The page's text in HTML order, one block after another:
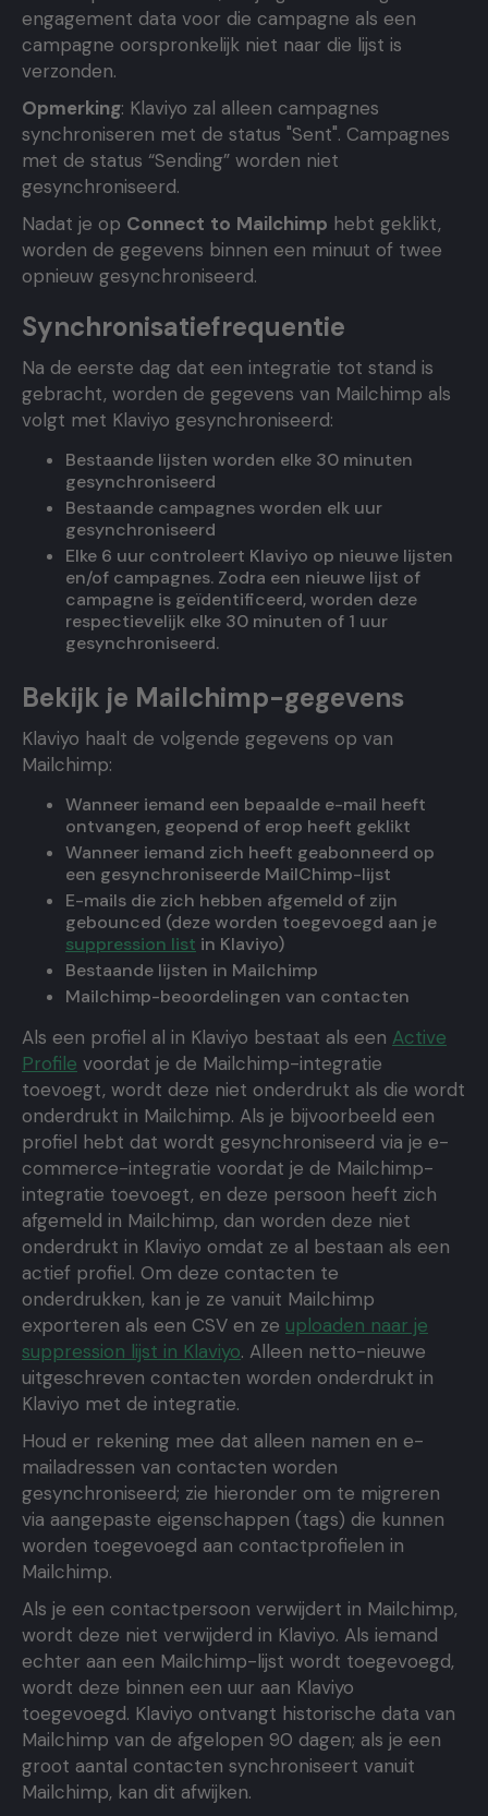
engagement data voor die campagne als een
campagne oorspronkelijk niet naar die lijst is
verzonden.
Opmerking: Klaviyo zal alleen campagnes
synchroniseren met de status "Sent". Campagnes
met de status “Sending” worden niet
gesynchroniseerd.
Nadat je op Connect to Mailchimp hebt geklikt,
worden de gegevens binnen een minuut of twee
opnieuw gesynchroniseerd.
Synchronisatiefrequentie
Na de eerste dag dat een integratie tot stand is
gebracht, worden de gegevens van Mailchimp als
volgt met Klaviyo gesynchroniseerd:
Bestaande lijsten worden elke 30 minuten
gesynchroniseerd
Bestaande campagnes worden elk uur
gesynchroniseerd
Elke 6 uur controleert Klaviyo op nieuwe lijsten
en/of campagnes. Zodra een nieuwe lijst of
campagne is geïdentificeerd, worden deze
respectievelijk elke 30 minuten of 1 uur
gesynchroniseerd.
Bekijk je Mailchimp-gegevens
Klaviyo haalt de volgende gegevens op van
Mailchimp:
Wanneer iemand een bepaalde e-mail heeft
ontvangen, geopend of erop heeft geklikt
Wanneer iemand zich heeft geabonneerd op
een gesynchroniseerde MailChimp-lijst
E-mails die zich hebben afgemeld of zijn
gebounced (deze worden toegevoegd aan je
suppression list in Klaviyo)
Bestaande lijsten in Mailchimp
Mailchimp-beoordelingen van contacten
Als een profiel al in Klaviyo bestaat als een Active
Profile voordat je de Mailchimp-integratie
toevoegt, wordt deze niet onderdrukt als die wordt
onderdrukt in Mailchimp. Als je bijvoorbeeld een
profiel hebt dat wordt gesynchroniseerd via je e-
commerce-integratie voordat je de Mailchimp-
integratie toevoegt, en deze persoon heeft zich
afgemeld in Mailchimp, dan worden deze niet
onderdrukt in Klaviyo omdat ze al bestaan ​​als een
actief profiel. Om deze contacten te
onderdrukken, kan je ze vanuit Mailchimp
exporteren als een CSV en ze uploaden naar je
suppression lijst in Klaviyo. Alleen netto-nieuwe
uitgeschreven contacten worden onderdrukt in
Klaviyo met de integratie.
Houd er rekening mee dat alleen namen en e-
mailadressen van contacten worden
gesynchroniseerd; zie hieronder om te migreren
via aangepaste eigenschappen (tags) die kunnen
worden toegevoegd aan contactprofielen in
Mailchimp.
Als je een contactpersoon verwijdert in Mailchimp,
wordt deze niet verwijderd in Klaviyo. Als iemand
echter aan een Mailchimp-lijst wordt toegevoegd,
wordt deze binnen een uur aan Klaviyo
toegevoegd. Klaviyo ontvangt historische data van
Mailchimp van de afgelopen 90 dagen; als je een
groot aantal contacten synchroniseert vanuit
Mailchimp, kan dit afwijken.